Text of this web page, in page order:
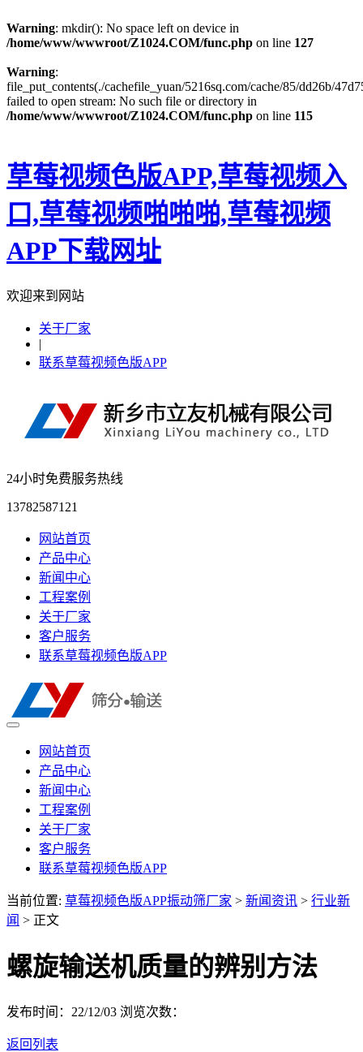
Warning: mkdir(): No space left on device in
/home/www/wwwroot/Z1024.COM/func.php on line 127
Warning:
file_put_contents(./cachefile_yuan/5216sq.com/cache/85/dd26b/
failed to open stream: No such file or directory in
/home/www/wwwroot/Z1024.COM/func.php on line 115
草莓视频色版APP,草莓视频入
口,草莓视频啪啪啪,草莓视频
APP下载网址
欢迎来到网站
关于厂家
|
联系草莓视频色版APP
24小时免费服务热线
13782587121
网站首页
产品中心
新闻中心
工程案例
关于厂家
客户服务
联系草莓视频色版APP
网站首页
产品中心
新闻中心
工程案例
关于厂家
客户服务
联系草莓视频色版APP
当前位置: 草莓视频色版APP振动筛厂家 > 新闻资讯 > 行业新
闻 > 正文
螺旋输送机质量的辨别方法
发布时间：22/12/03 浏览次数：
返回列表